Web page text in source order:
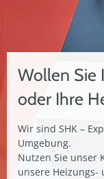
Wollen Sie
oder Ihre
Wir sind SHK –
Umgebung.
Nutzen Sie unser
unsere Heizungs-